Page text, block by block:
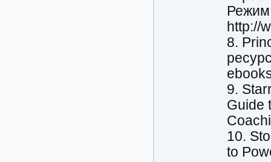
Режим
http://
8.
9.
Guide
10.
to